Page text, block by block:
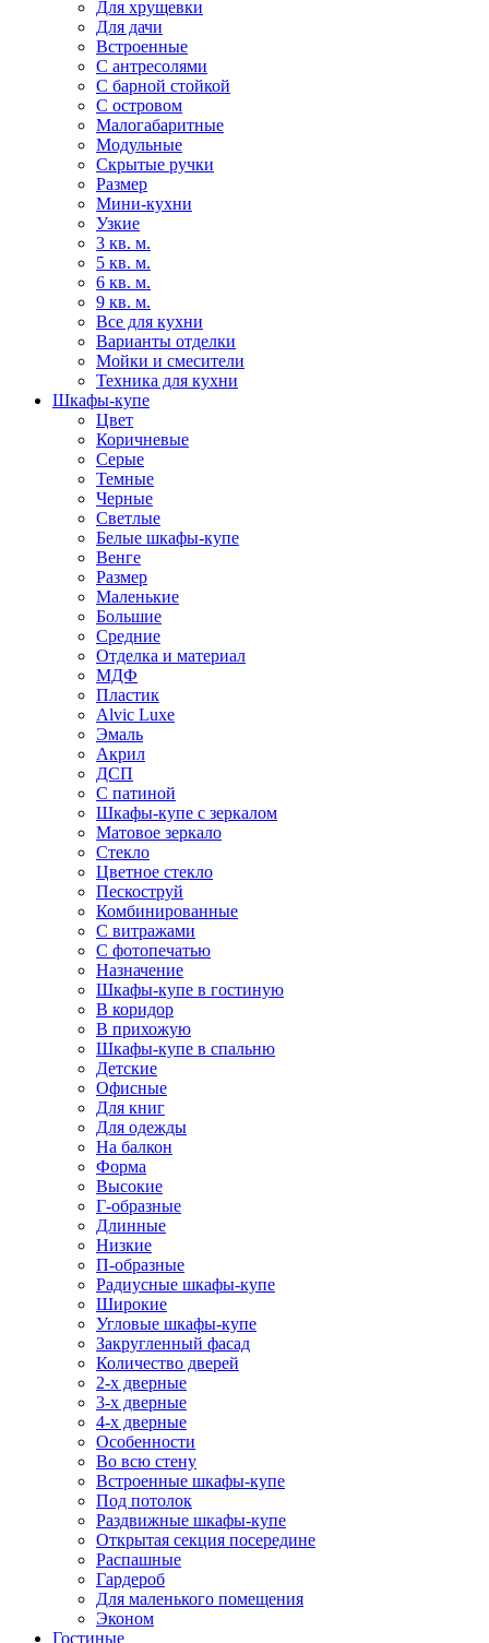
Для хрущевки
Для дачи
Встроенные
С антресолями
С барной стойкой
С островом
Малогабаритные
Модульные
Скрытые ручки
Размер
Мини-кухни
Узкие
3 кв. м.
5 кв. м.
6 кв. м.
9 кв. м.
Все для кухни
Варианты отделки
Мойки и смесители
Техника для кухни
Шкафы-купе
Цвет
Коричневые
Серые
Темные
Черные
Светлые
Белые шкафы-купе
Венге
Размер
Маленькие
Большие
Средние
Отделка и материал
МДФ
Пластик
Alvic Luxe
Эмаль
Акрил
ДСП
С патиной
Шкафы-купе с зеркалом
Матовое зеркало
Стекло
Цветное стекло
Пескоструй
Комбинированные
С витражами
С фотопечатью
Назначение
Шкафы-купе в гостиную
В коридор
В прихожую
Шкафы-купе в спальню
Детские
Офисные
Для книг
Для одежды
На балкон
Форма
Высокие
Г-образные
Длинные
Низкие
П-образные
Радиусные шкафы-купе
Широкие
Угловые шкафы-купе
Закругленный фасад
Количество дверей
2-х дверные
3-х дверные
4-х дверные
Особенности
Во всю стену
Встроенные шкафы-купе
Под потолок
Раздвижные шкафы-купе
Открытая секция посередине
Распашные
Гардероб
Для маленького помещения
Эконом
Гостиные